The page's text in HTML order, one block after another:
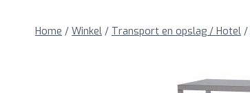
Home / Winkel / Transport en opslag / Hotel /